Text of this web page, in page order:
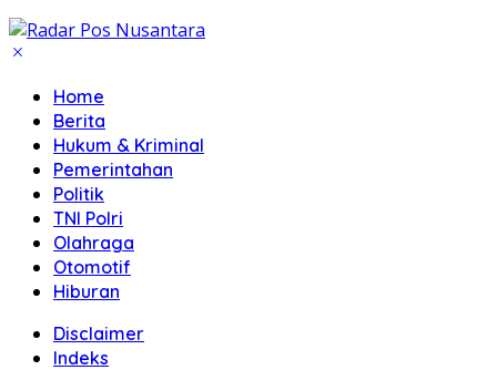
Home
Berita
Hukum & Kriminal
Pemerintahan
Politik
TNI Polri
Olahraga
Otomotif
Hiburan
Disclaimer
Indeks